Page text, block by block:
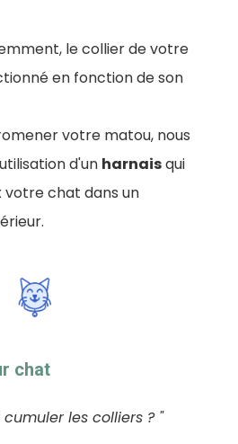
le collier de votre
en fonction de son
votre matou, nous
d'un harnaisqui
votre chat dans un
chat
les colliers ? "